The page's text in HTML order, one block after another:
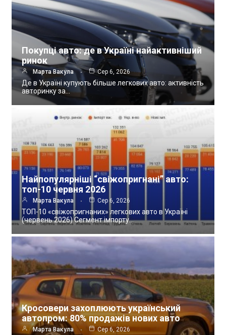
Покупці авто: де в Україні найактивніший
ринок
Марта Вакула Сер 6, 2026
Де в Україні купують більше легкових авто: активність
авторинку за…
Найпопулярніші “свіжопригнані” авто:
топ-10 червня 2026
Марта Вакула Сер 6, 2026
ТОП-10 «свіжопригнаних» легкових авто в Україні
(червень 2026) Сегмент імпорту…
Кросовери захоплюють український
автопром: 80% продажів нових авто
Марта Вакула Сер 6, 2026